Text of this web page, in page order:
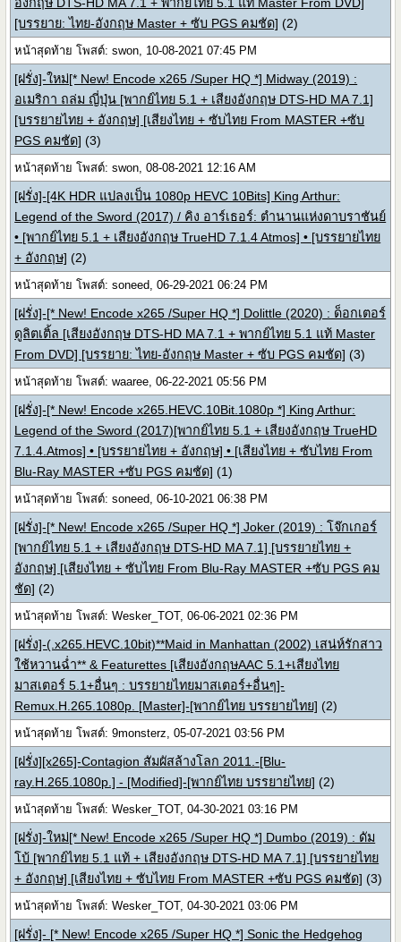
[บรรยาย: ไทย-อังกฤษ Master + ซับ PGS คมชัด] (2)
หน้าสุดท้าย โพสต์: swon, 10-08-2021 07:45 PM
[ฝรั่ง]-ใหม่[* New! Encode x265 /Super HQ *] Midway (2019) :
อเมริกา ถล่ม ญี่ปุ่น [พากย์ไทย 5.1 + เสียงอังกฤษ DTS-HD MA 7.1]
[บรรยายไทย + อังกฤษ] [เสียงไทย + ซับไทย From MASTER +ซับ
PGS คมชัด] (3)
หน้าสุดท้าย โพสต์: swon, 08-08-2021 12:16 AM
[ฝรั่ง]-[4K HDR แปลงเป็น 1080p HEVC 10Bits] King Arthur:
Legend of the Sword (2017) / คิง อาร์เธอร์: ตำนานแห่งดาบราชันย์
• [พากย์ไทย 5.1 + เสียงอังกฤษ TrueHD 7.1.4 Atmos] • [บรรยายไทย
+ อังกฤษ] (2)
หน้าสุดท้าย โพสต์: soneed, 06-29-2021 06:24 PM
[ฝรั่ง]-[* New! Encode x265 /Super HQ *] Dolittle (2020) : ด็อกเตอร์
ดูลิตเติ้ล [เสียงอังกฤษ DTS-HD MA 7.1 + พากย์ไทย 5.1 แท้ Master
From DVD] [บรรยาย: ไทย-อังกฤษ Master + ซับ PGS คมชัด] (3)
หน้าสุดท้าย โพสต์: waaree, 06-22-2021 05:56 PM
[ฝรั่ง]-[* New! Encode x265.HEVC.10Bit.1080p *] King Arthur:
Legend of the Sword (2017)[พากย์ไทย 5.1 + เสียงอังกฤษ TrueHD
7.1.4.Atmos] • [บรรยายไทย + อังกฤษ] • [เสียงไทย + ซับไทย From
Blu-Ray MASTER +ซับ PGS คมชัด] (1)
หน้าสุดท้าย โพสต์: soneed, 06-10-2021 06:38 PM
[ฝรั่ง]-[* New! Encode x265 /Super HQ *] Joker (2019) : โจ๊กเกอร์
[พากย์ไทย 5.1 + เสียงอังกฤษ DTS-HD MA 7.1] [บรรยายไทย +
อังกฤษ] [เสียงไทย + ซับไทย From Blu-Ray MASTER +ซับ PGS คม
ชัด] (2)
หน้าสุดท้าย โพสต์: Wesker_TOT, 06-06-2021 02:36 PM
[ฝรั่ง]-(.x265.HEVC.10bit)**Maid in Manhattan (2002) เสน่ห์รักสาว
ใช้หวานฉ่ำ** & Featurettes [เสียงอังกฤษAAC 5.1+เสียงไทย
มาสเตอร์ 5.1+อื่นๆ : บรรยายไทยมาสเตอร์+อื่นๆ]-
Remux.H.265.1080p. [Master]-[พากย์ไทย บรรยายไทย] (2)
หน้าสุดท้าย โพสต์: 9monsterz, 05-07-2021 03:56 PM
[ฝรั่ง][x265]-Contagion สัมผัสล้างโลก 2011.-[Blu-
ray.H.265.1080p.] - [Modified]-[พากย์ไทย บรรยายไทย] (2)
หน้าสุดท้าย โพสต์: Wesker_TOT, 04-30-2021 03:16 PM
[ฝรั่ง]-ใหม่[* New! Encode x265 /Super HQ *] Dumbo (2019) : ดัม
โบ้ [พากย์ไทย 5.1 แท้ + เสียงอังกฤษ DTS-HD MA 7.1] [บรรยายไทย
+ อังกฤษ] [เสียงไทย + ซับไทย From MASTER +ซับ PGS คมชัด] (3)
หน้าสุดท้าย โพสต์: Wesker_TOT, 04-30-2021 03:06 PM
[ฝรั่ง]- [* New! Encode x265 /Super HQ *] Sonic the Hedgehog